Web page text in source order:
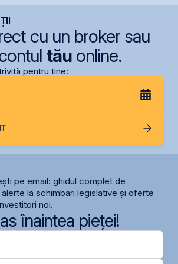
cu un broker sau
tăuonline.
pentru tine:
pe email: ghidul complet de
la schimbari legislative și oferte
noi.
înaintea pieței!